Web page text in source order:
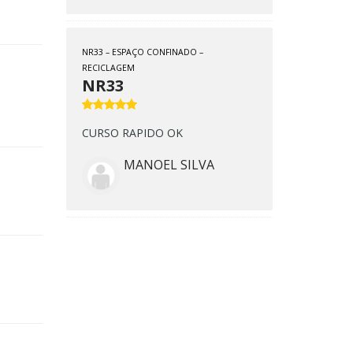
NR33 – ESPAÇO CONFINADO –
RECICLAGEM
NR33
CURSO RAPIDO OK
MANOEL SILVA